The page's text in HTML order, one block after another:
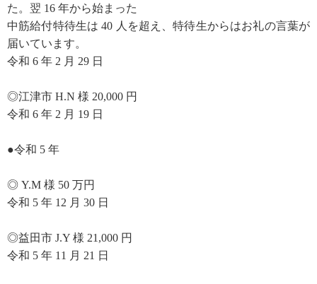
た。翌 16 年から始まった
中筋給付特待生は 40 人を超え、特待生からはお礼の言葉が
届いています。
令和 6 年 2 月 29 日
◎江津市 H.N 様 20,000 円
令和 6 年 2 月 19 日
●令和 5 年
◎ Y.M 様 50 万円
令和 5 年 12 月 30 日
◎益田市 J.Y 様 21,000 円
令和 5 年 11 月 21 日